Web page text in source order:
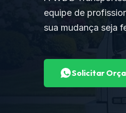
equipe de
sua mudança seja
Solicitar